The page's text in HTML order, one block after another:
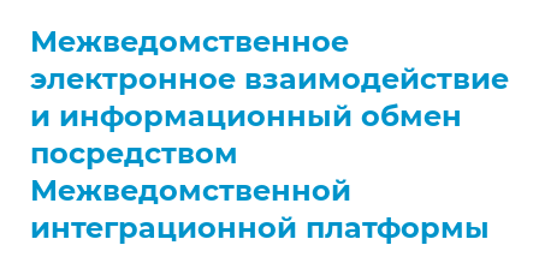
Межведомственное
электронное взаимодействие
и информационный обмен
посредством
Межведомственной
интеграционной платформы